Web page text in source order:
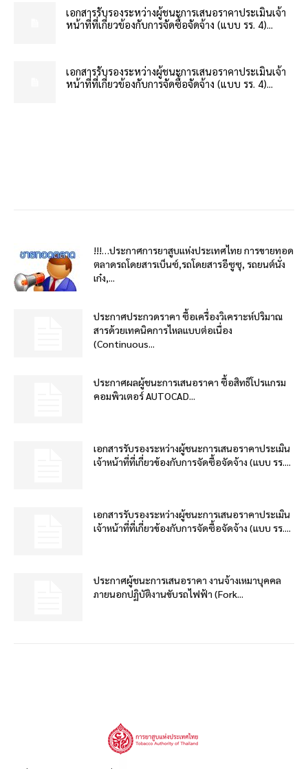
เอกสารรับรองระหว่างผู้ชนะการเสนอราคาประเมินเจ้า
หน้าที่ที่เกี่ยวข้องกับการจัดซื้อจัดจ้าง (แบบ รร. 4)...
เอกสารรับรองระหว่างผู้ชนะการเสนอราคาประเมินเจ้า
หน้าที่ที่เกี่ยวข้องกับการจัดซื้อจัดจ้าง (แบบ รร. 4)...
!!!…ประกาศการยาสูบแห่งประเทศไทย การขายทอด
ตลาดรถโดยสารเบ็นซ์,รถโดยสารอีซูซุ, รถยนต์นั่ง
เก๋ง,...
ประกาศประกวดราคา ซื้อเครื่องวิเคราะห์ปริมาณ
สารด้วยเทคนิคการไหลแบบต่อเนื่อง
(Continuous...
ประกาศผลผู้ชนะการเสนอราคา ซื้อสิทธิโปรแกรม
คอมพิวเตอร์ AUTOCAD...
เอกสารรับรองระหว่างผู้ชนะการเสนอราคาประเมิน
เจ้าหน้าที่ที่เกี่ยวข้องกับการจัดซื้อจัดจ้าง (แบบ รร....
เอกสารรับรองระหว่างผู้ชนะการเสนอราคาประเมิน
เจ้าหน้าที่ที่เกี่ยวข้องกับการจัดซื้อจัดจ้าง (แบบ รร....
ประกาศผู้ชนะการเสนอราคา งานจ้างเหมาบุคคล
ภายนอกปฏิบัติงานขับรถไฟฟ้า (Fork...